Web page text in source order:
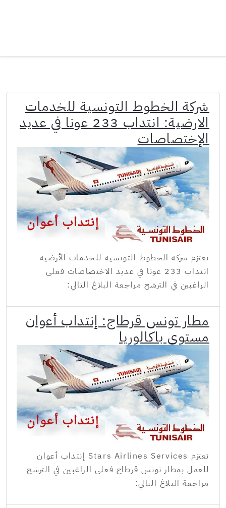
شركة الخطوط التونسية للخدمات
الارضية: انتداب 233 عونا في عديد
الإختصاصات
تعتزم شركة الخطوط التونسية للخدمات الأرضية
انتداب 233 عونا في عديد الاختصاصات فعلى
الراغبين في الترشح مراجعة البلاغ التالي:
مطار تونس قرطاج: إنتداب أعوان
مستوى باكالوريا
تعتزم Stars Airlines Services إنتداب أعوان
للعمل بمطار تونس قرطاج فعلى الراغبين في الترشح
مراجعة البلاغ التالي: